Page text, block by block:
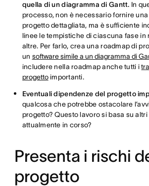
quella di un diagramma di Gantt. In
processo, non è necessario fornire
progetto dettagliata, ma è sufficiente
linee le tempistiche di ciascuna fase in
altre. Per farlo, crea una roadmap di
un software simile a un diagramma di
includere nella roadmap anche tutti i
progettoimportanti.
Eventuali dipendenze del progetto
qualcosa che potrebbe ostacolare
progetto? Questo lavoro si basa su
attualmente in corso?
Presenta i rischi
progetto